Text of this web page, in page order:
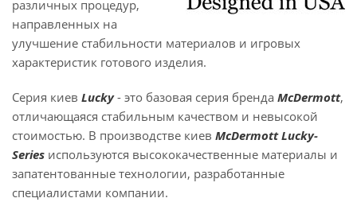
различных процедур,
направленных на
улучшение стабильности материалов и игровых
характеристик готового изделия.
Серия киев Lucky- это базовая серия бренда McDermott,
отличающаяся стабильным качеством и невысокой
стоимостью. В производстве киев McDermott Lucky-
Series используются высококачественные материалы и
запатентованные технологии, разработанные
специалистами компании.